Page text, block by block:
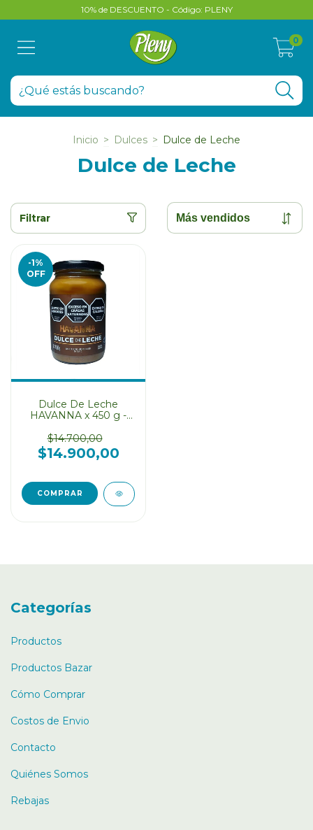
10% de DESCUENTO - Código: PLENY
0
Inicio > Dulces > Dulce de Leche
Dulce de Leche
Filtrar
-1%
OFF
Dulce De Leche
HAVANNA x 450 g -
TACC
$14.700,00
$14.900,00
Categorías
Productos
Productos Bazar
Cómo Comprar
Costos de Envio
Contacto
Quiénes Somos
Rebajas